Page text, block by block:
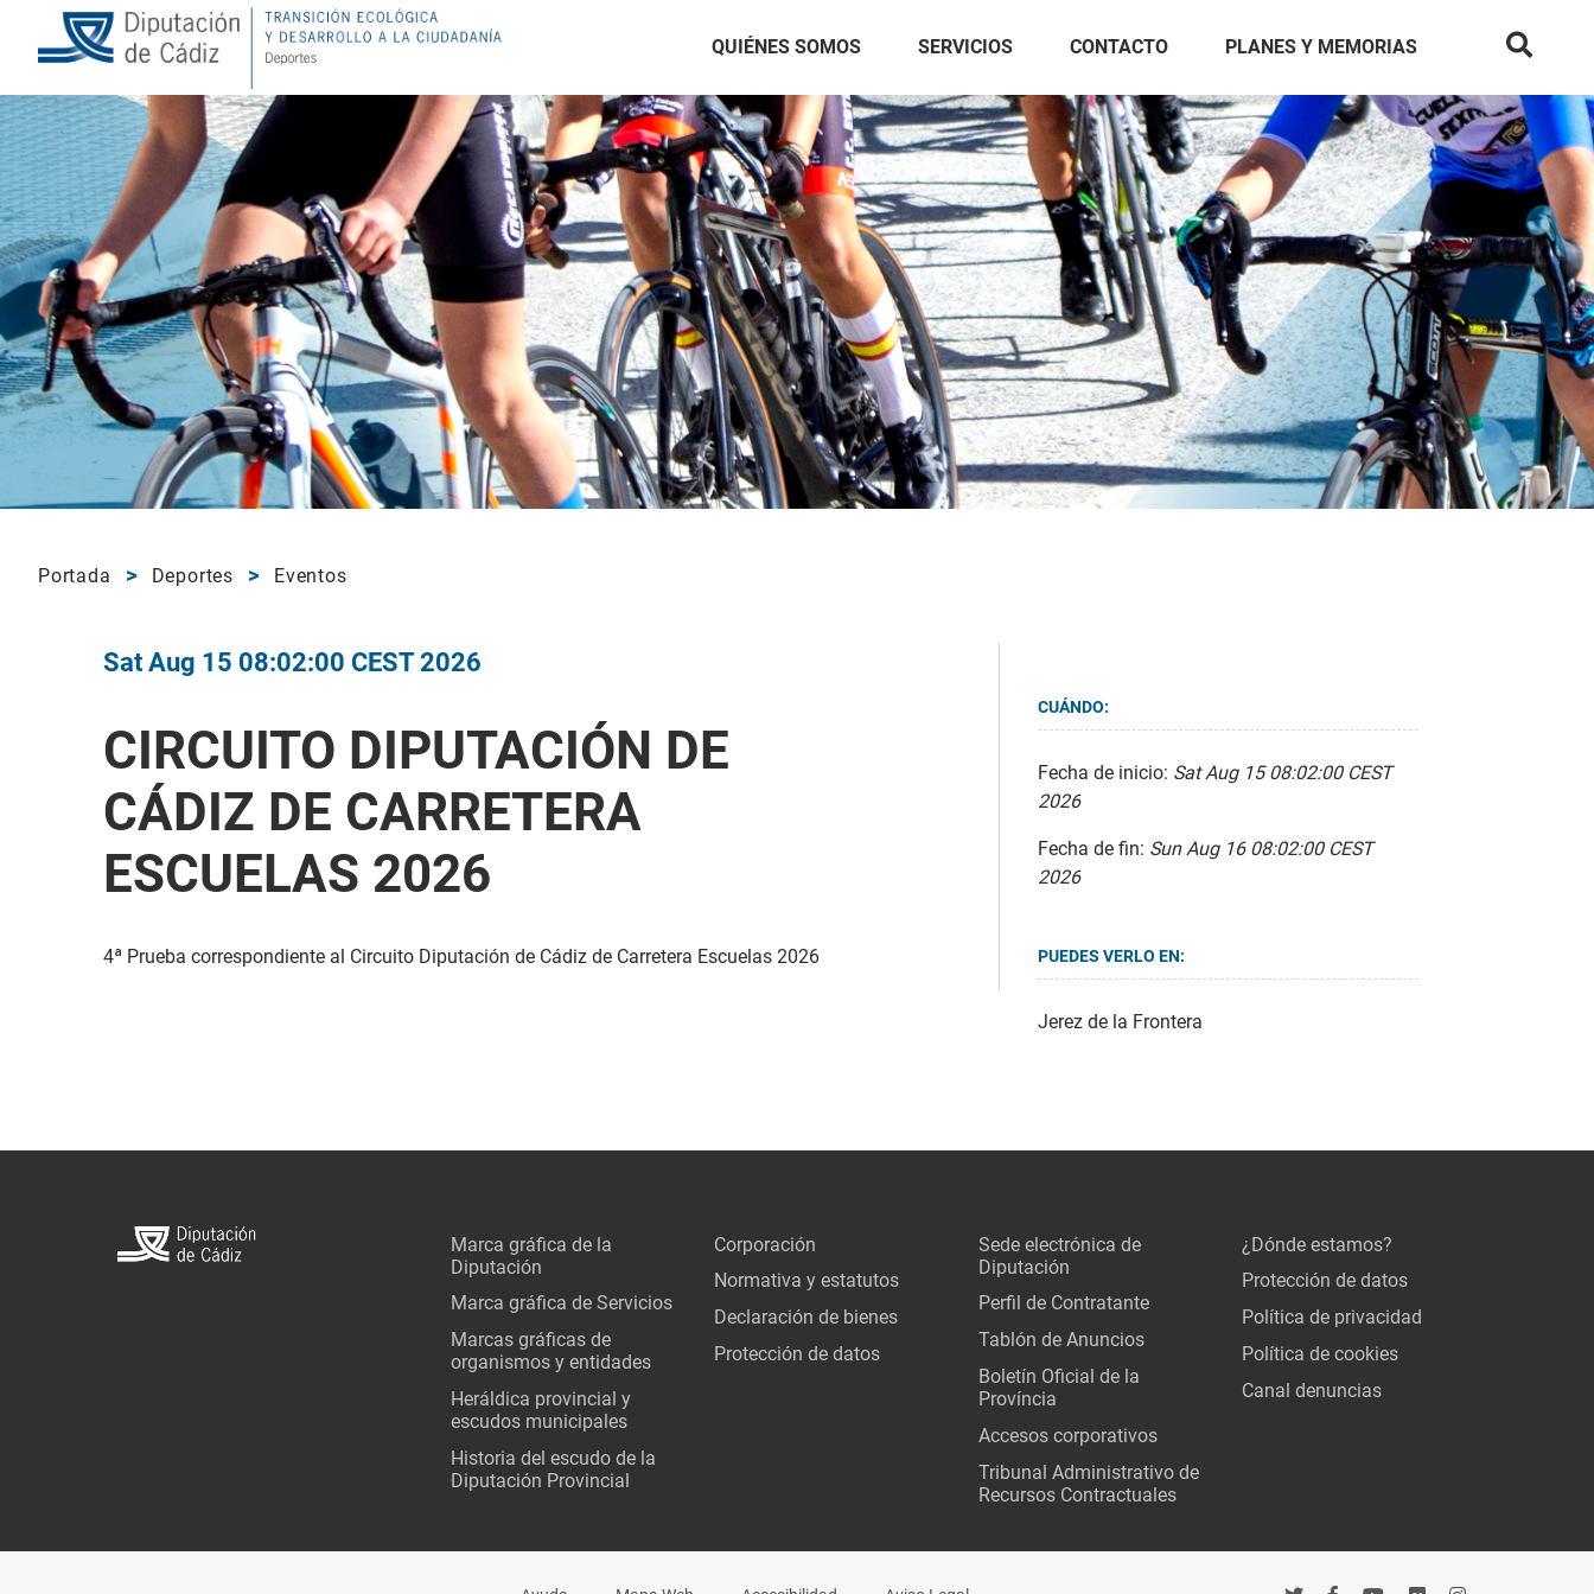
QUIÉNES SOMOS SERVICIOS CONTACTO PLANES Y MEMORIAS
Portada Deportes Eventos
Sat Aug 15 08:02:00 CEST 2026
CIRCUITO DIPUTACIÓN DE
CÁDIZ DE CARRETERA
ESCUELAS 2026
4ª Prueba correspondiente al Circuito Diputación de Cádiz de Carretera Escuelas 2026
CUÁNDO:
Fecha de inicio: Sat Aug 15 08:02:00 CEST
2026
Fecha de fin: Sun Aug 16 08:02:00 CEST
2026
PUEDES VERLO EN:
Jerez de la Frontera
Marca gráfica de la
Diputación
Marca gráfica de Servicios
Marcas gráficas de
organismos y entidades
Heráldica provincial y
escudos municipales
Historia del escudo de la
Diputación Provincial
Corporación
Normativa y estatutos
Declaración de bienes
Protección de datos
Sede electrónica de
Diputación
Perfil de Contratante
Tablón de Anuncios
Boletín Oficial de la
Província
Accesos corporativos
Tribunal Administrativo de
Recursos Contractuales
¿Dónde estamos?
Protección de datos
Política de privacidad
Política de cookies
Canal denuncias